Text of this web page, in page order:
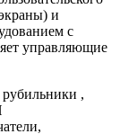
и
с
управляющие
,